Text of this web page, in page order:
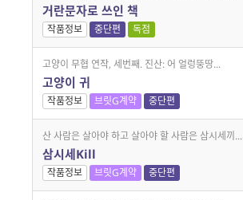
거란문자로 쓰인 책
작품정보 중단편 독점
고양이 무협 연작, 세번째. 진산: 어 얼렁뚱땅...
고양이 귀
작품정보 브릿G계약 중단편
산 사람은 살아야 하고 살아야 할 사람은 삼시세끼...
삼시세Kill
작품정보 브릿G계약 중단편